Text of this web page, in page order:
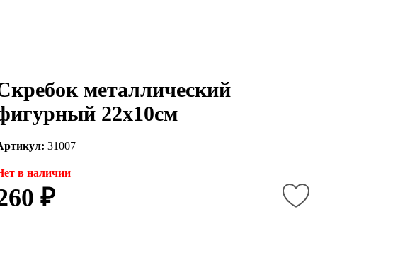
металлический
22х10см
31007
в наличии
₽